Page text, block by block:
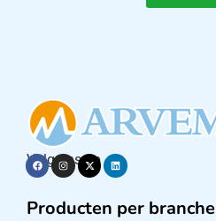
Volg ons op
Producten per branche